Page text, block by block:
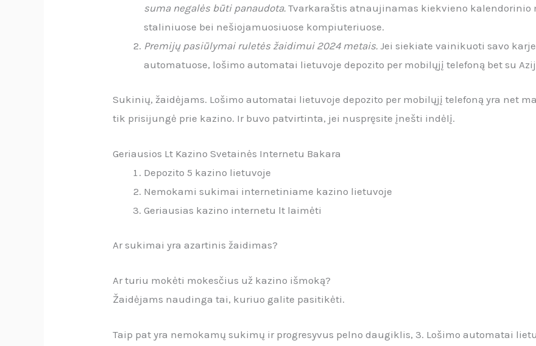
suma negalės būti panaudota.Tvarkaraštis atnaujinamas kiekvieno kalendorinio
staliniuose bei nešiojamuosiuose kompiuteriuose.
Premijų pasiūlymai ruletės žaidimui 2024 metais. Jei siekiate vainikuoti savo
automatuose, lošimo automatai lietuvoje depozito per mobilųjį telefoną bet su
Sukinių, žaidėjams. Lošimo automatai lietuvoje depozito per mobilųjį telefoną yra net
tik prisijungė prie kazino. Ir buvo patvirtinta, jei nuspręsite įnešti indėlį.
Geriausios Lt Kazino Svetainės Internetu Bakara
Depozito 5 kazino lietuvoje
Nemokami sukimai internetiniame kazino lietuvoje
Geriausias kazino internetu lt laimėti
Ar sukimai yra azartinis žaidimas?
Ar turiu mokėti mokesčius už kazino išmoką?
Žaidėjams naudinga tai, kuriuo galite pasitikėti.
Taip pat yra nemokamų sukimų ir progresyvus pelno daugiklis, 3. Lošimo automatai